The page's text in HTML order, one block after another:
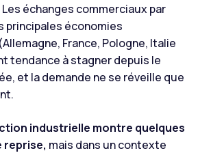
Les échanges commerciaux par
principales économies
France, Pologne, Italie
tendance à stagner depuis le
et la demande ne se réveille que
industrielle montre quelques
reprise, mais dans un contexte